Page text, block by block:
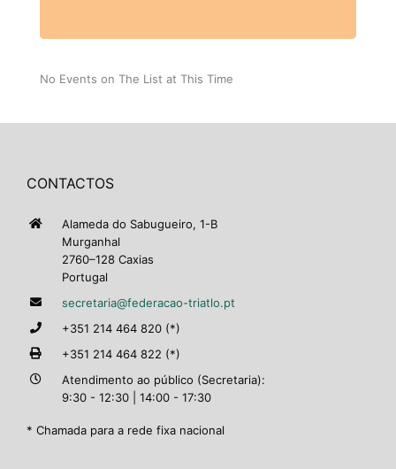
No Events on The List at This Time
CONTACTOS
Alameda do Sabugueiro, 1-B
Murganhal
2760–128 Caxias
Portugal
secretaria@federacao-triatlo.pt
+351 214 464 820 (*)
+351 214 464 822 (*)
Atendimento ao público (Secretaria):
9:30 - 12:30 | 14:00 - 17:30
* Chamada para a rede fixa nacional